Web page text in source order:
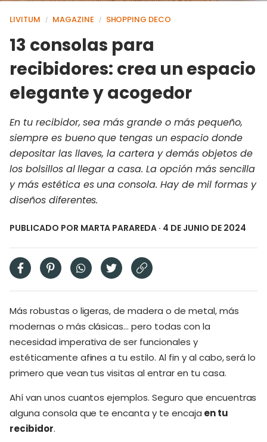
LIVITUM / MAGAZINE / SHOPPING DECO
13 consolas para
recibidores: crea un espacio
elegante y acogedor
En tu recibidor, sea más grande o más pequeño,
siempre es bueno que tengas un espacio donde
depositar las llaves, la cartera y demás objetos de
los bolsillos al llegar a casa. La opción más sencilla
y más estética es una consola. Hay de mil formas y
diseños diferentes.
PUBLICADO POR MARTA PARAREDA · 4 DE JUNIO DE 2024
Más robustas o ligeras, de madera o de metal, más
modernas o más clásicas… pero todas con la
necesidad imperativa de ser funcionales y
estéticamente afines a tu estilo. Al fin y al cabo, será lo
primero que vean tus visitas al entrar en tu casa.
Ahí van unos cuantos ejemplos. Seguro que encuentras
alguna consola que te encanta y te encaja en tu
recibidor.